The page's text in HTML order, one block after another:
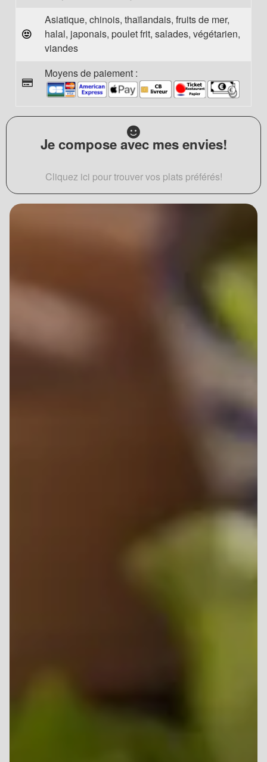
Asiatique, chinois, thaïlandais, fruits de mer,
halal, japonais, poulet frit, salades, végétarien,
viandes
Moyens de paiement :
Je compose avec mes envies!
Cliquez ici pour trouver vos plats préférés!